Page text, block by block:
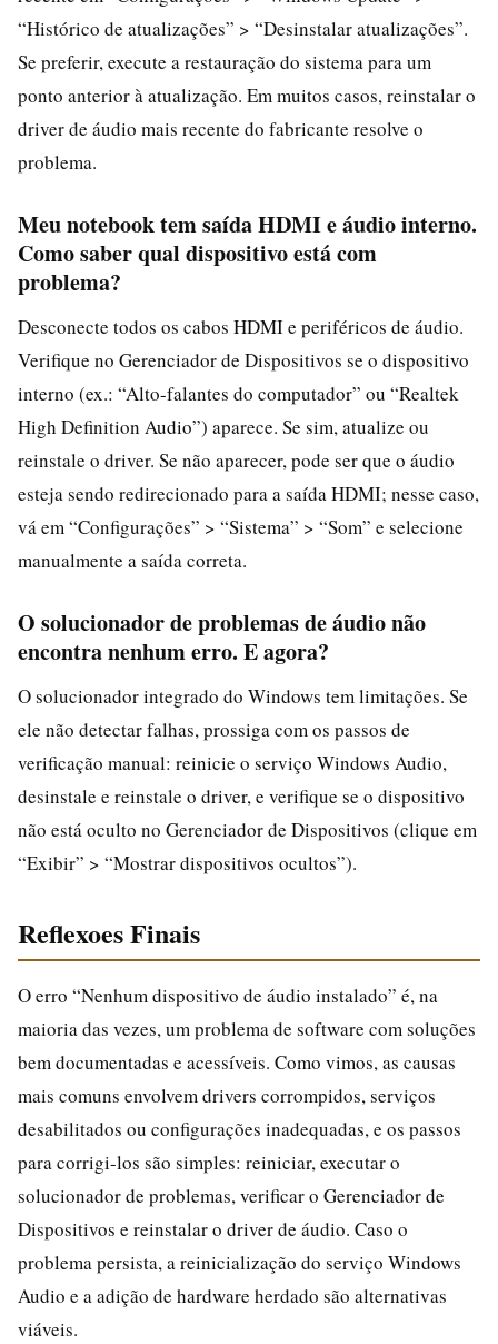
“Histórico de atualizações” > “Desinstalar atualizações”.
Se preferir, execute a restauração do sistema para um
ponto anterior à atualização. Em muitos casos, reinstalar o
driver de áudio mais recente do fabricante resolve o
problema.
Meu notebook tem saída HDMI e áudio interno.
Como saber qual dispositivo está com
problema?
Desconecte todos os cabos HDMI e periféricos de áudio.
Verifique no Gerenciador de Dispositivos se o dispositivo
interno (ex.: “Alto-falantes do computador” ou “Realtek
High Definition Audio”) aparece. Se sim, atualize ou
reinstale o driver. Se não aparecer, pode ser que o áudio
esteja sendo redirecionado para a saída HDMI; nesse caso,
vá em “Configurações” > “Sistema” > “Som” e selecione
manualmente a saída correta.
O solucionador de problemas de áudio não
encontra nenhum erro. E agora?
O solucionador integrado do Windows tem limitações. Se
ele não detectar falhas, prossiga com os passos de
verificação manual: reinicie o serviço Windows Audio,
desinstale e reinstale o driver, e verifique se o dispositivo
não está oculto no Gerenciador de Dispositivos (clique em
“Exibir” > “Mostrar dispositivos ocultos”).
Reflexoes Finais
O erro “Nenhum dispositivo de áudio instalado” é, na
maioria das vezes, um problema de software com soluções
bem documentadas e acessíveis. Como vimos, as causas
mais comuns envolvem drivers corrompidos, serviços
desabilitados ou configurações inadequadas, e os passos
para corrigi-los são simples: reiniciar, executar o
solucionador de problemas, verificar o Gerenciador de
Dispositivos e reinstalar o driver de áudio. Caso o
problema persista, a reinicialização do serviço Windows
Audio e a adição de hardware herdado são alternativas
viáveis.